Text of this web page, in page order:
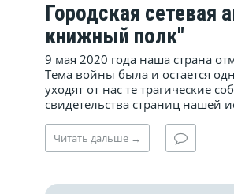
Городская сетевая
книжный полк"
9 мая 2020 года наша страна
Тема войны была и остается
уходят от нас те трагические
свидетельства страниц нашей
Читать дальше →